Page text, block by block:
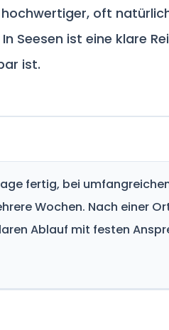
oft
Seesen ist eine klare
ist.
fertig, bei
Wochen. Nach einer
Ablauf mit festen